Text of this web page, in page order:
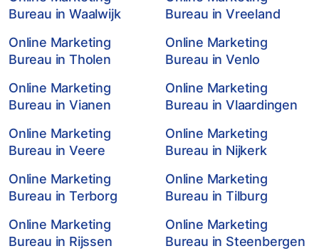
Bureau in Waalwijk
Bureau in Vreeland
Online Marketing
Bureau in Tholen
Online Marketing
Bureau in Venlo
Online Marketing
Bureau in Vianen
Online Marketing
Bureau in Vlaardingen
Online Marketing
Bureau in Veere
Online Marketing
Bureau in Nijkerk
Online Marketing
Bureau in Terborg
Online Marketing
Bureau in Tilburg
Online Marketing
Bureau in Rijssen
Online Marketing
Bureau in Steenbergen